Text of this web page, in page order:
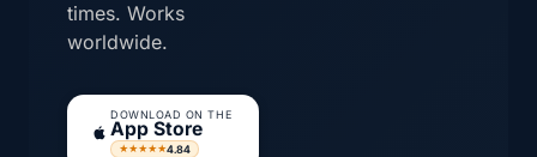
times. Works
worldwide.
DOWNLOAD ON THE
App Store
★★★★★4.84